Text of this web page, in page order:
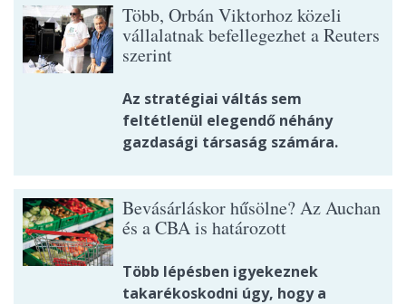
Több, Orbán Viktorhoz közeli
vállalatnak befellegezhet a Reuters
szerint
Az stratégiai váltás sem
feltétlenül elegendő néhány
gazdasági társaság számára.
Bevásárláskor hűsölne? Az Auchan
és a CBA is határozott
Több lépésben igyekeznek
takarékoskodni úgy, hogy a